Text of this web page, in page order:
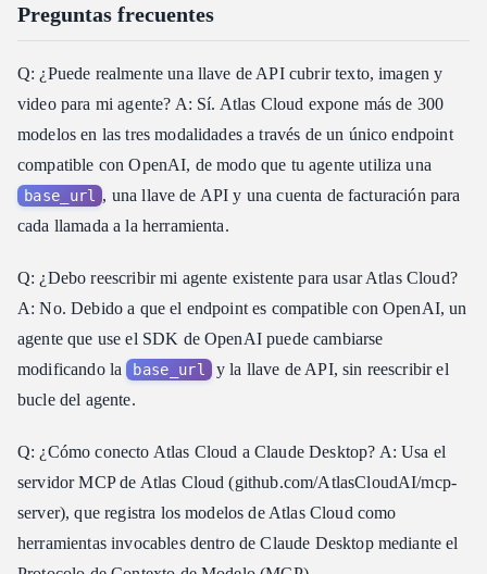
Preguntas frecuentes
Q: ¿Puede realmente una llave de API cubrir texto, imagen y
video para mi agente? A: Sí. Atlas Cloud expone más de 300
modelos en las tres modalidades a través de un único endpoint
compatible con OpenAI, de modo que tu agente utiliza una
base_url
, una llave de API y una cuenta de facturación para
cada llamada a la herramienta.
Q: ¿Debo reescribir mi agente existente para usar Atlas Cloud?
A: No. Debido a que el endpoint es compatible con OpenAI, un
agente que use el SDK de OpenAI puede cambiarse
modificando la base_url y la llave de API, sin reescribir el
bucle del agente.
Q: ¿Cómo conecto Atlas Cloud a Claude Desktop? A: Usa el
servidor MCP de Atlas Cloud (github.com/AtlasCloudAI/mcp-
server), que registra los modelos de Atlas Cloud como
herramientas invocables dentro de Claude Desktop mediante el